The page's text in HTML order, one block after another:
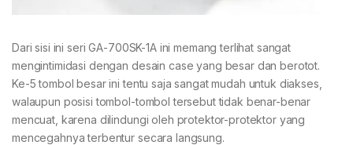
Dari sisi ini seri GA-700SK-1A ini memang terlihat sangat
mengintimidasi dengan desain case yang besar dan berotot.
Ke-5 tombol besar ini tentu saja sangat mudah untuk diakses,
walaupun posisi tombol-tombol tersebut tidak benar-benar
mencuat, karena dilindungi oleh protektor-protektor yang
mencegahnya terbentur secara langsung.